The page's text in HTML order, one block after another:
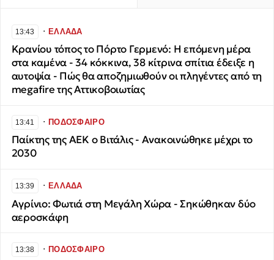
13:43 ∙ΕΛΛΑΔΑ
Κρανίου τόπος το Πόρτο Γερμενό: Η επόμενη μέρα
στα καμένα - 34 κόκκινα, 38 κίτρινα σπίτια έδειξε η
αυτοψία - Πώς θα αποζημιωθούν οι πληγέντες από τη
megafire της Αττικοβοιωτίας
13:41 ∙ΠΟΔΟΣΦΑΙΡΟ
Παίκτης της ΑΕΚ ο Βιτάλις - Ανακοινώθηκε μέχρι το
2030
13:39 ∙ΕΛΛΑΔΑ
Αγρίνιο: Φωτιά στη Μεγάλη Χώρα - Σηκώθηκαν δύο
αεροσκάφη
13:38 ∙ΠΟΔΟΣΦΑΙΡΟ